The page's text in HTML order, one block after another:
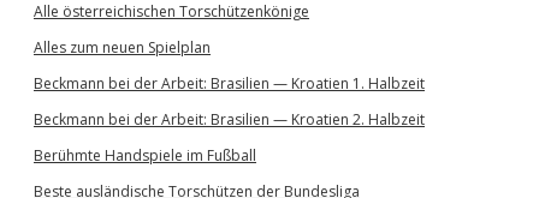
Alle österreichischen Torschützenkönige
Alles zum neuen Spielplan
Beckmann bei der Arbeit: Brasilien — Kroatien 1. Halbzeit
Beckmann bei der Arbeit: Brasilien — Kroatien 2. Halbzeit
Berühmte Handspiele im Fußball
Beste ausländische Torschützen der Bundesliga